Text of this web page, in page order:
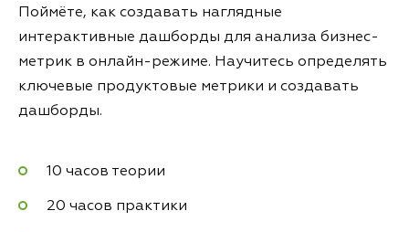
Поймёте, как создавать наглядные
интерактивные дашборды для анализа бизнес-
метрик в онлайн-режиме. Научитесь определять
ключевые продуктовые метрики и создавать
дашборды.
10 часов теории
20 часов практики